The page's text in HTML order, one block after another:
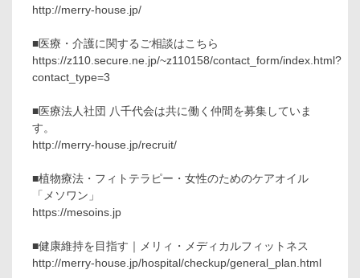
http://merry-house.jp/
■医療・介護に関するご相談はこちら
https://z110.secure.ne.jp/~z110158/contact_form/index.html?
contact_type=3
■医療法人社団 八千代会は共に働く仲間を募集していま
す。
http://merry-house.jp/recruit/
■植物療法・フィトテラピー・女性のためのケアオイル
「メソワン」
https://mesoins.jp
■健康維持を目指す｜メリィ・メディカルフィットネス
http://merry-house.jp/hospital/checkup/general_plan.html